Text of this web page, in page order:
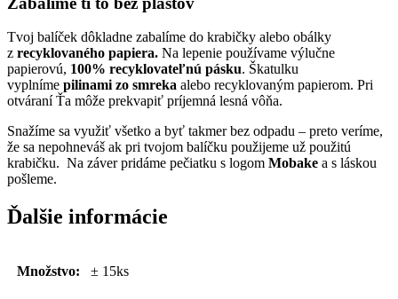
Tvoj balíček dôkladne zabalíme do krabičky alebo obálky
z recyklovaného papiera. Na lepenie používame výlučne
papierovú, 100% recyklovateľnú pásku. Škatulku
vyplníme pilinami zo smreka alebo recyklovaným papierom. Pri
otváraní Ťa môže prekvapiť príjemná lesná vôňa.
Snažíme sa využiť všetko a byť takmer bez odpadu – preto veríme,
že sa nepohneváš ak pri tvojom balíčku použijeme už použitú
krabičku. Na záver pridáme pečiatku s logom Mobake a s láskou
pošleme.
Ďalšie informácie
Množstvo: ± 15ks